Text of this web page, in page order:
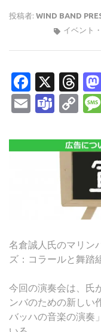
投稿者: WIND BAND
イベント
X
Email
名倉誠人氏のマリン
ズ：コラールと舞踏
今回の演奏会は、氏
ンバのための新しい
バッハの音楽の演奏